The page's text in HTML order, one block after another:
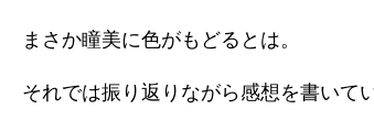
まさか瞳美に色がもどるとは。
それでは振り返りながら感想を書いて